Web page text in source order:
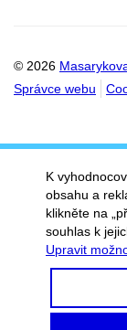
© 2026
Správce webu
K
obsahu a
klikněte na
souhlas k
Upravit